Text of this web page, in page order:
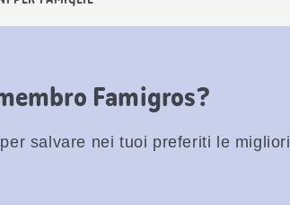
Famigros?
salvare nei tuoi preferiti le migliori